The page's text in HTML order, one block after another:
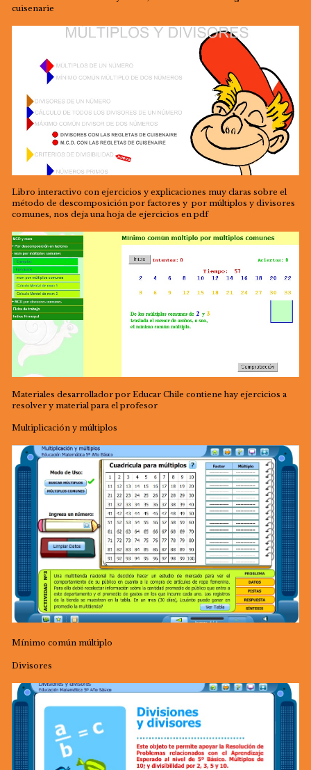
cuisenarie
Libro interactivo con ejercicios y explicaciones muy claras sobre el
método de descomposición por factores y por múltiplos y divisores
comunes, nos deja una hoja de ejercicios en pdf
Materiales desarrollador por Educar Chile contiene hay ejercicios a
resolver y material para el profesor
Multiplicación y múltiplos
Mínimo común múltiplo
Divisores